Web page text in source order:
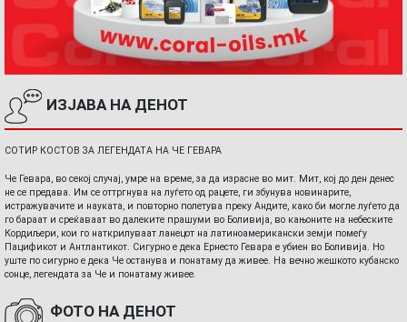
ИЗЈАВА НА ДЕНОТ
СОТИР КОСТОВ ЗА ЛЕГЕНДАТА НА ЧЕ ГЕВАРА
Че Гевара, во секој случај, умре на време, за да израсне во мит. Мит, кој до ден денес
не се предава. Им се оттргнува на луѓето од рацете, ги збунува новинарите,
истражувачите и науката, и повторно полетува преку Андите, како би могле луѓето да
го бараат и среќаваат во далеките прашуми во Боливија, во кањоните на небеските
Кордиљери, кои го наткрилуваат ланецот на латиноамерикански земји помеѓу
Пацификот и Антлантикот. Сигурно е дека Ернесто Гевара е убиен во Боливија. Но
уште по сигурно е дека Че останува и понатаму да живее. На вечно жешкото кубанско
сонце, легендата за Че и понатаму живее.
ФОТО НА ДЕНОТ